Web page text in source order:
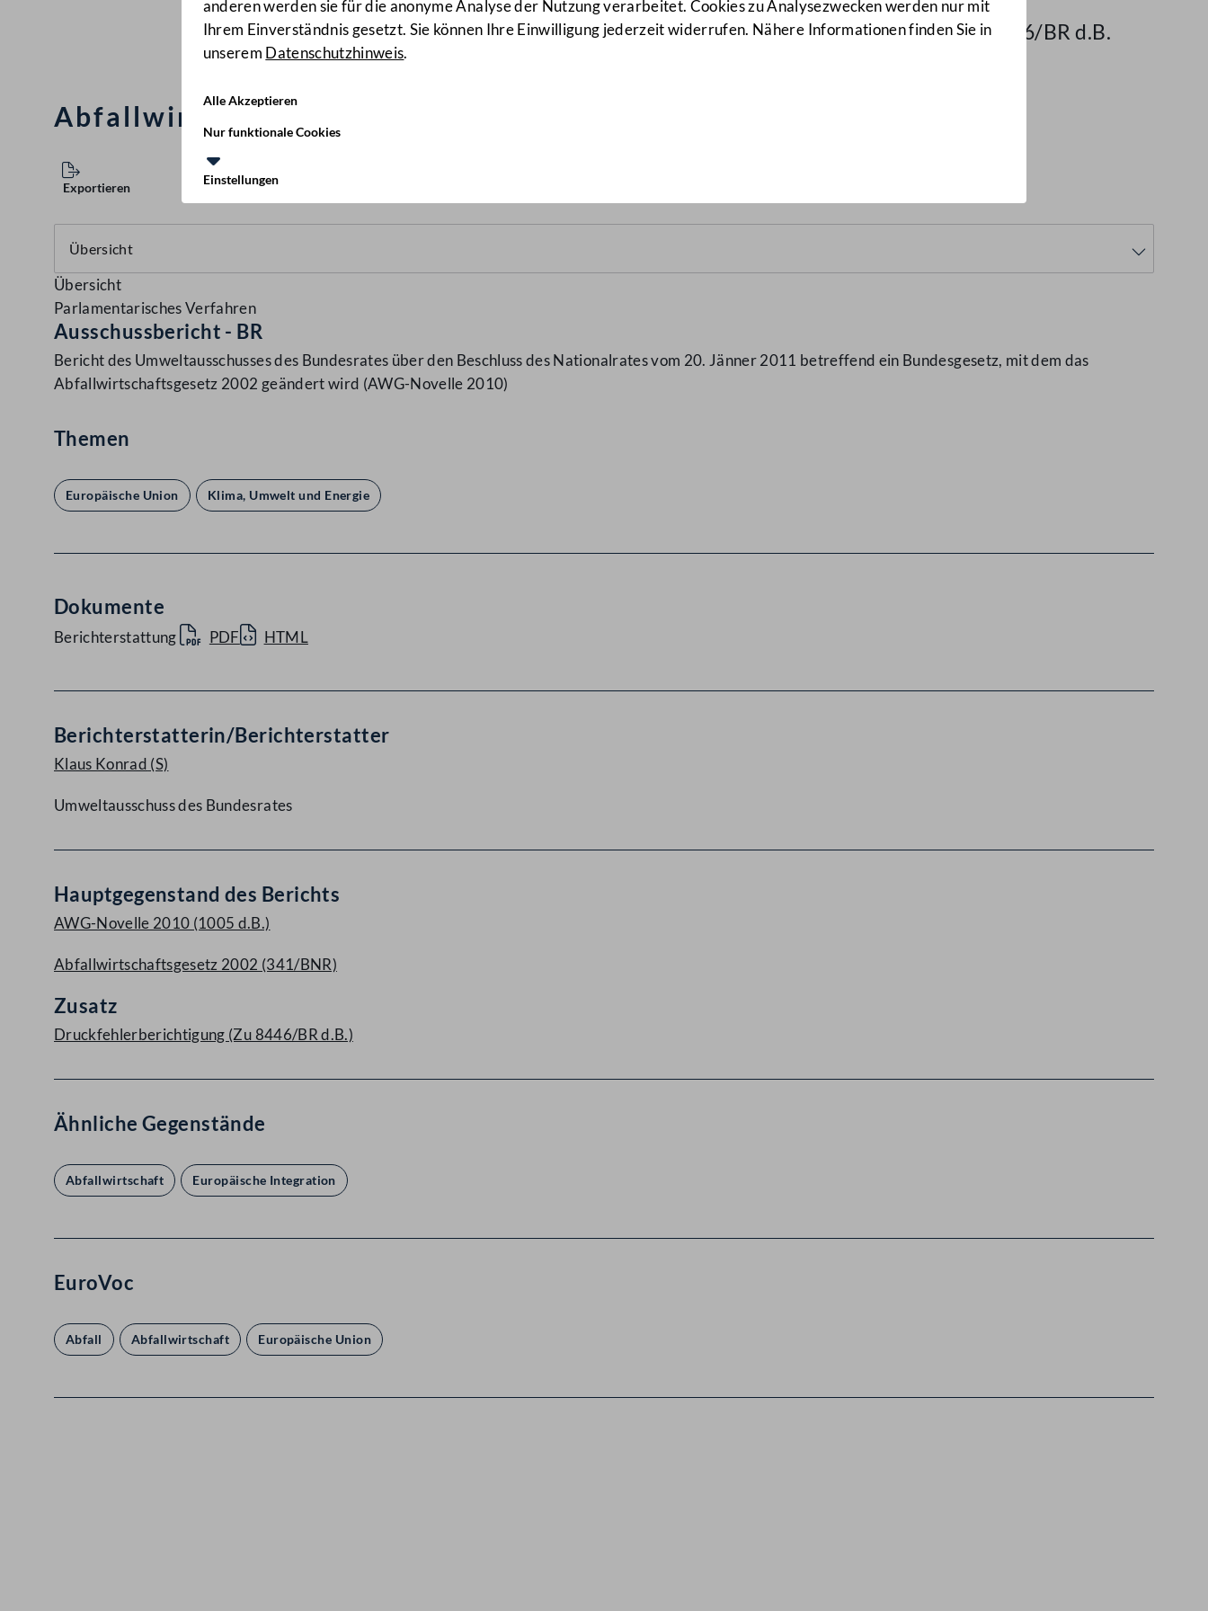
anderen werden sie für die anonyme Analyse der Nutzung verarbeitet. Cookies zu Analysezwecken werden nur mit
Ihrem Einverständnis gesetzt. Sie können Ihre Einwilligung jederzeit widerrufen. Nähere Informationen finden Sie in
unserem Datenschutzhinweis.
Alle Akzeptieren
Nur funktionale Cookies
Einstellungen
Ausschussbericht - BR
8446/BR und Zu 8446/BR d.B.
Abfallwirtschaftsgesetz 2002
Exportieren
Übersicht
Parlamentarisches Verfahren
Ausschussbericht - BR
Bericht des Umweltausschusses des Bundesrates über den Beschluss des Nationalrates vom 20. Jänner 2011 betreffend ein Bundesgesetz, mit dem das
Abfallwirtschaftsgesetz 2002 geändert wird (AWG-Novelle 2010)
Themen
Europäische Union Klima, Umwelt und Energie
Dokumente
Berichterstattung PDF HTML
Berichterstatterin/Berichterstatter
Klaus Konrad (S)
Umweltausschuss des Bundesrates
Hauptgegenstand des Berichts
AWG-Novelle 2010 (1005 d.B.)
Abfallwirtschaftsgesetz 2002 (341/BNR)
Zusatz
Druckfehlerberichtigung (Zu 8446/BR d.B.)
Ähnliche Gegenstände
Abfallwirtschaft Europäische Integration
EuroVoc
Abfall Abfallwirtschaft Europäische Union